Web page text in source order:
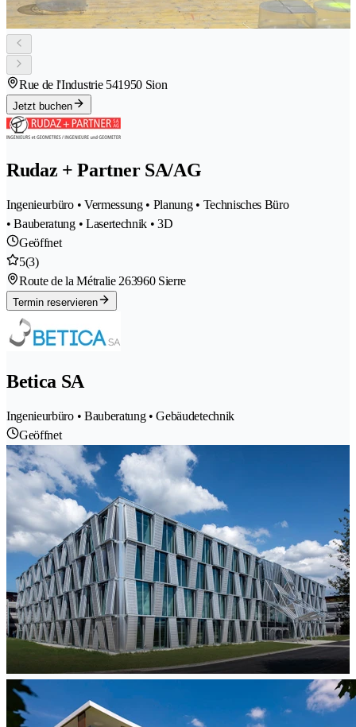
Rue de l'Industrie 541950 Sion
Jetzt buchen
Rudaz + Partner SA/AG
Ingenieurbüro • Vermessung • Planung • Technisches Büro
• Bauberatung • Lasertechnik • 3D
Geöffnet
5(3)
Route de la Métralie 263960 Sierre
Termin reservieren
Betica SA
Ingenieurbüro • Bauberatung • Gebäudetechnik
Geöffnet